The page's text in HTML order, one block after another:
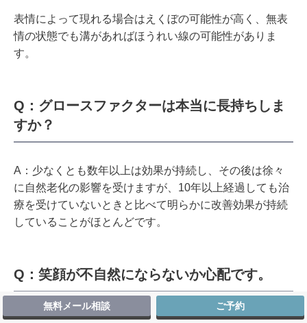
表情によって現れる場合はえくぼの可能性が高く、無表
情の状態でも溝があればほうれい線の可能性がありま
す。
Q：グロースファクターは本当に長持ちしま
すか？
A：少なくとも数年以上は効果が持続し、その後は徐々
に自然老化の影響を受けますが、10年以上経過しても治
療を受けていないときと比べて明らかに改善効果が持続
していることがほとんどです。
Q ：笑顔が不自然にならないか心配です。
A：ボトックスは注意が必要ですが、グロースファクタ
無料メール相談 ご予約